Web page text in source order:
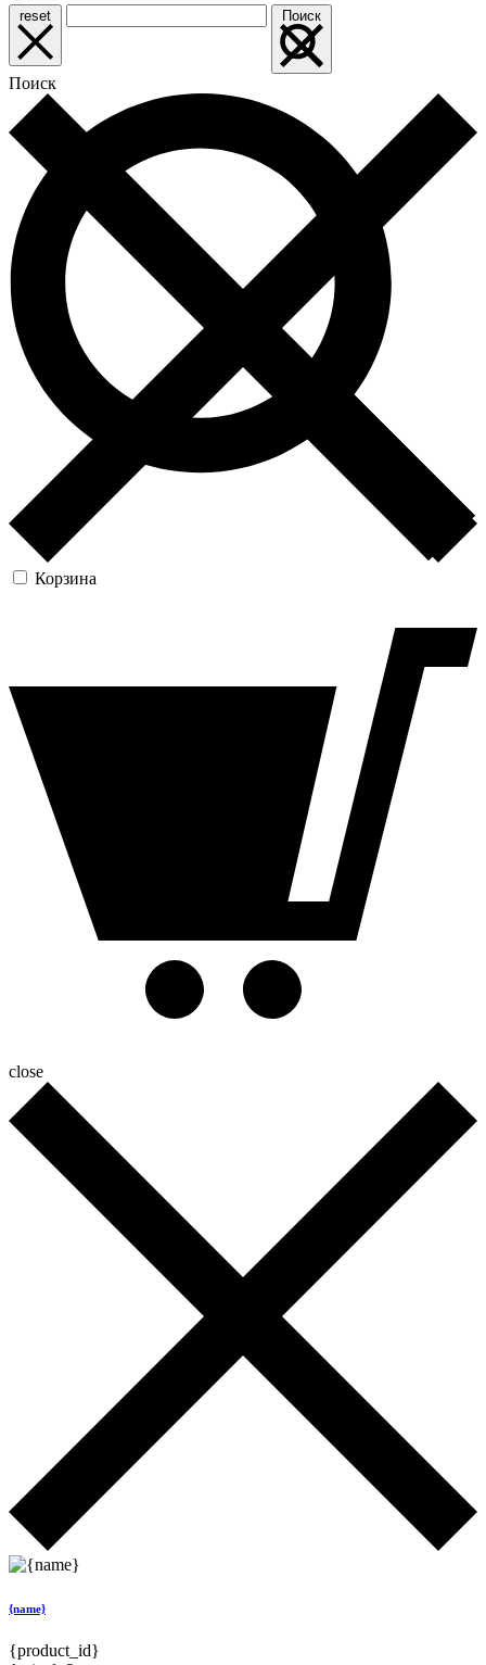
reset Поиск
Поиск
Корзина
close
{name}
{product_id}